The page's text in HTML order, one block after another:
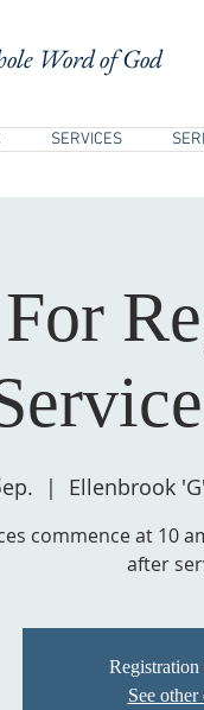
SERVICES
Word of God
  |
Ellenbrook
commence at 10
after
Registration
See other